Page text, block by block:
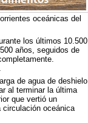
oceánicas del
los últimos 10.500
años, seguidos de
de agua de deshielo
al terminar la última
que vertió un
circulación oceánica